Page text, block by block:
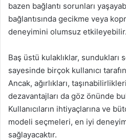
bazen bağlantı sorunları
bağlantısında gecikme veya
deneyimini olumsuz etkileyebilir.
Baş üstü kulaklıklar, sundukları
sayesinde birçok kullanıcı
Ancak, ağırlıkları,
dezavantajları da göz önünde
Kullanıcıların ihtiyaçlarına ve
modeli seçmeleri, en iyi
sağlayacaktır.